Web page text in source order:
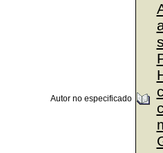
Autor no especificado